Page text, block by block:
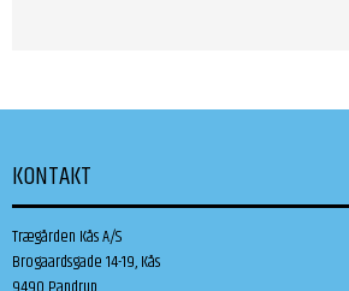
KONTAKT
Trægården Kås A/S
Brogaardsgade 14-19, Kås